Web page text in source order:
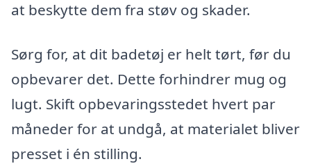
at beskytte dem fra støv og skader.
Sørg for, at dit badetøj er helt tørt, før du
opbevarer det. Dette forhindrer mug og
lugt. Skift opbevaringsstedet hvert par
måneder for at undgå, at materialet bliver
presset i én stilling.